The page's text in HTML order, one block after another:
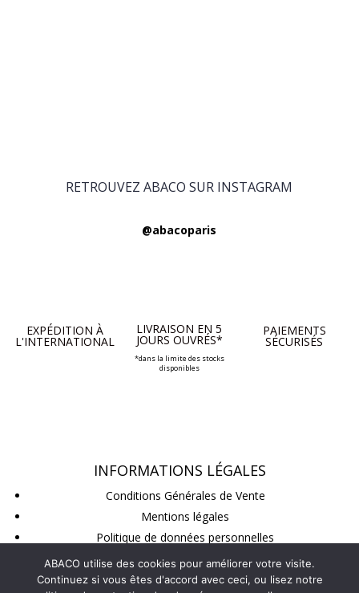
RETROUVEZ ABACO SUR INSTAGRAM
@abacoparis
EXPÉDITION À
L'INTERNATIONAL
LIVRAISON EN 5
JOURS OUVRÉS*
*dans la limite des stocks
disponibles
PAIEMENTS
SÉCURISÉS
INFORMATIONS LÉGALES
Conditions Générales de Vente
Mentions légales
Politique de données personnelles
Conditions de retour
ABACO utilise des cookies pour améliorer votre visite.
Continuez si vous êtes d'accord avec ceci, ou lisez notre